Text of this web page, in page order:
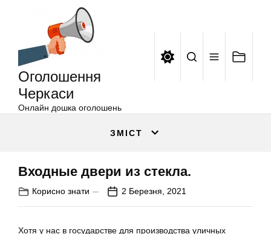
Оголошення
Черкаси
Онлайн дошка оголошень
ЗМІСТ
Входные двери из стекла.
Корисно знати 2 Березня, 2021
Хотя у нас в государстве для производства уличных